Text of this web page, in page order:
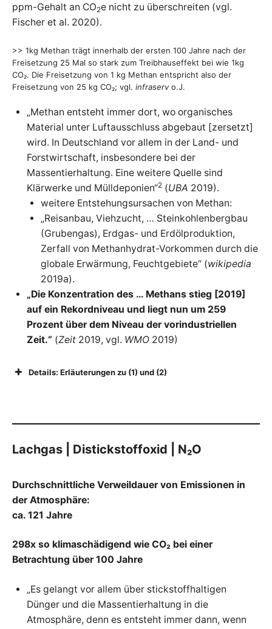
ppm-Gehalt an CO2e nicht zu überschreiten (vgl.
Fischer et al. 2020).
>> 1kg Methan trägt innerhalb der ersten 100 Jahre nach der
Freisetzung 25 Mal so stark zum Treibhauseffekt bei wie 1kg
CO₂. Die Freisetzung von 1 kg Methan entspricht also der
Freisetzung von 25 kg CO₂; vgl. infraservo.J.
„Methan entsteht immer dort, wo organisches
Material unter Luftausschluss abgebaut [zersetzt]
wird. In Deutschland vor allem in der Land- und
Forstwirtschaft, insbesondere bei der
Massentierhaltung. Eine weitere Quelle sind
Klärwerke und Mülldeponien“2(UBA 2019).
weitere Entstehungsursachen von Methan:
„Reisanbau, Viehzucht, … Steinkohlenbergbau
(Grubengas), Erdgas- und Erdölproduktion,
Zerfall von Methanhydrat-Vorkommen durch die
globale Erwärmung, Feuchtgebiete“ (wikipedia
2019a).
„Die Konzentration des … Methans stieg [2019]
auf ein Rekordniveau und liegt nun um 259
Prozent über dem Niveau der vorindustriellen
Zeit.“ (Zeit2019, vgl. WMO2019)
Details: Erläuterungen zu (1) und (2)
Lachgas | Distickstoffoxid | N₂O
Durchschnittliche Verweildauer von Emissionen in
der Atmosphäre:
ca. 121 Jahre
298x so klimaschädigend wie CO₂ bei einer
Betrachtung über 100 Jahre
„Es gelangt vor allem über stickstoffhaltigen
Dünger und die Massentierhaltung in die
Atmosphäre, denn es entsteht immer dann, wenn